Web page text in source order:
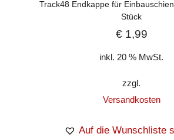
Track48 Endkappe für
Stück
€1,99
inkl. 20 % MwSt.
zzgl.
Versandkosten
Auf die Wunschliste